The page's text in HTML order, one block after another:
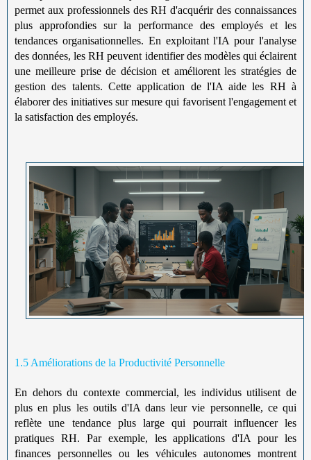
permet aux professionnels des RH d'acquérir des connaissances
plus approfondies sur la performance des employés et les
tendances organisationnelles. En exploitant l'IA pour l'analyse
des données, les RH peuvent identifier des modèles qui éclairent
une meilleure prise de décision et améliorent les stratégies de
gestion des talents. Cette application de l'IA aide les RH à
élaborer des initiatives sur mesure qui favorisent l'engagement et
la satisfaction des employés.
1.5 Améliorations de la Productivité Personnelle
En dehors du contexte commercial, les individus utilisent de
plus en plus les outils d'IA dans leur vie personnelle, ce qui
reflète une tendance plus large qui pourrait influencer les
pratiques RH. Par exemple, les applications d'IA pour les
finances personnelles ou les véhicules autonomes montrent